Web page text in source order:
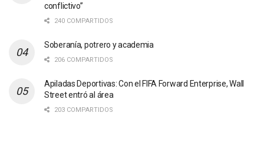
conflictivo”
240 COMPARTIDOS
Soberanía, potrero y academia
206 COMPARTIDOS
Apiladas Deportivas: Con el FIFA Forward Enterprise, Wall
Street entró al área
203 COMPARTIDOS